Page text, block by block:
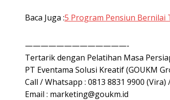
Baca Juga :5 Program Pensiun Bernilai
—————————————-
Tertarik dengan Pelatihan Masa
PT Eventama Solusi Kreatif (GOUKM
Call / Whatsapp : 0813 8831 9900 (Vira)
Email : marketing@goukm.id